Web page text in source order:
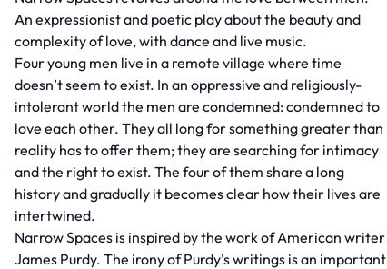
An expressionist and poetic play about the beauty and
complexity of love, with dance and live music.
Four young men live in a remote village where time
doesn’t seem to exist. In an oppressive and religiously-
intolerant world the men are condemned: condemned to
love each other. They all long for something greater than
reality has to offer them; they are searching for intimacy
and the right to exist. The four of them share a long
history and gradually it becomes clear how their lives are
intertwined.
Narrow Spaces is inspired by the work of American writer
James Purdy. The irony of Purdy's writings is an important